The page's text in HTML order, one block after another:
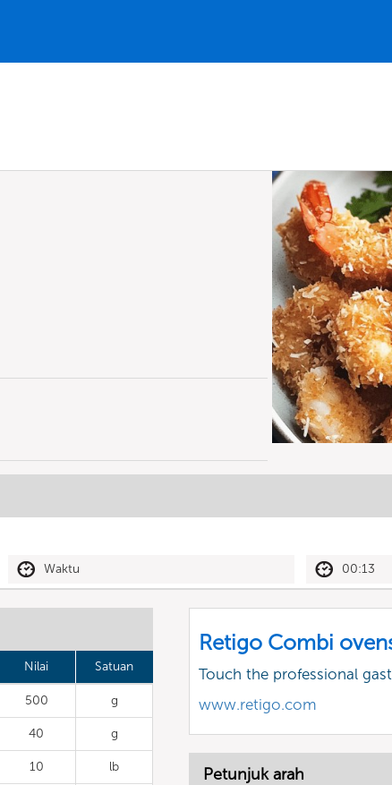
Waktu 00:13
Nilai Satuan
500 g
40 g
10 lb
Retigo Combi
Touch the professional
www.retigo.com
Petunjuk arah